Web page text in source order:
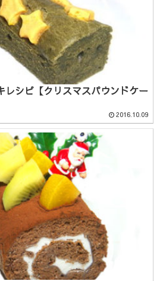
レシピ【クリスマスパウンドケー
2016.10.09